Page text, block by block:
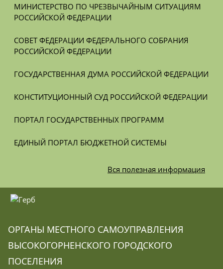
МИНИСТЕРСТВО ПО ЧРЕЗВЫЧАЙНЫМ СИТУАЦИЯМ
РОССИЙСКОЙ ФЕДЕРАЦИИ
СОВЕТ ФЕДЕРАЦИИ ФЕДЕРАЛЬНОГО СОБРАНИЯ
РОССИЙСКОЙ ФЕДЕРАЦИИ
ГОСУДАРСТВЕННАЯ ДУМА РОССИЙСКОЙ ФЕДЕРАЦИИ
КОНСТИТУЦИОННЫЙ СУД РОССИЙСКОЙ ФЕДЕРАЦИИ
ПОРТАЛ ГОСУДАРСТВЕННЫХ ПРОГРАММ
ЕДИНЫЙ ПОРТАЛ БЮДЖЕТНОЙ СИСТЕМЫ
Вся полезная информация
ОРГАНЫ МЕСТНОГО САМОУПРАВЛЕНИЯ
ВЫСОКОГОРНЕНСКОГО ГОРОДСКОГО
ПОСЕЛЕНИЯ